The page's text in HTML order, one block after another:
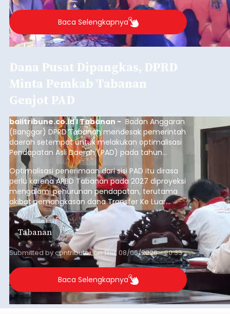
balitribune.co.id I Singaraja -
Pemerintah
Kabupaten Buleleng menghentikan aktivitas
pengerukan lahan di Banjar Dinas Bingin Banjah,
Desa Temukus, Kecamatan Banjar, setelah
ditemukan indikasi kegiatan pengambilan
kawasan.
Buleleng
Submitted bycontributoron Thu, 08/06/2026 - 20:29
Baca Selengkapnya
Belanja 2027 Tembus Rp14
Triliun, DPRD Badung Wanti-
wanti Pemerintah Kelola
Anggaran Secara Cermat
balitribune.co.id | Mangupura- DPRD Badung
bersama Pemerintah Kabupaten Badung
menyepakati Nota Kesepakatan Kebijakan
Umum APBD (KUA) dan Prioritas Plafon Anggaran
Sementara (PPAS) Tahun Anggaran 2027 dalam
rapat paripurna yang digelar di Gedung DPRD
Badung, Kamis (6/8/2026).
Badung